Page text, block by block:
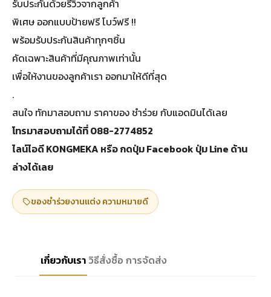
รับประกันด้วยรีวิวจากลูกค้า
พิเศษ ออกแบบป้ายฟรี โบว์ฟรี !!
พร้อมรับประกันสินค้าทุกๆชิ้น
คัดเฉพาะสินค้าที่มีคุณภาพเท่านั้น
เพื่อให้งานของลูกค้าเรา ออกมาให้ดีที่สุด
.
สนใจ ทักมาสอบถาม ราคาของ ชำร่วย กับแอดมินได้เลย
โทรมาสอบถามได้ที่ 088-2774852
ไลน์ไอดี KONGMEKA หรือ กดปุ่ม Facebook ปุ่ม Line ด้าน
ล่างได้เลย
ของชำร่วยงานแต่ง ความหมายดี
เกี่ยวกับเรา วิธีสั่งซื้อ การจัดส่ง